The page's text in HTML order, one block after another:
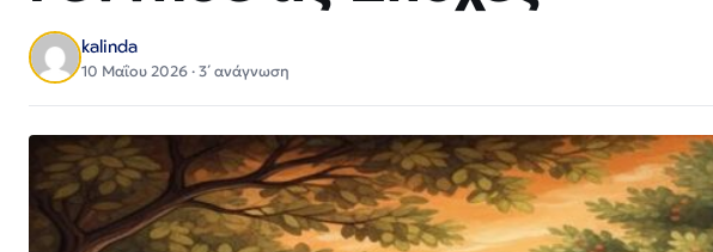
kalinda
10 Μαΐου 2026 · 3΄ ανάγνωση